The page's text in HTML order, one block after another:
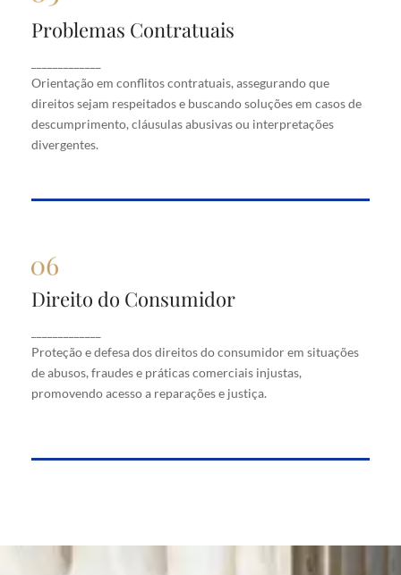
Problemas Contratuais
Orientação em conflitos contratuais, assegurando que
direitos sejam respeitados e buscando soluções em casos de
descumprimento, cláusulas abusivas ou interpretações
divergentes.
Problemas Contratuais
que direitos sejam respeitados e buscando soluções
em casos de descumprimento, cláusulas abusivas
ou interpretações divergentes.
Direito do Consumidor
Proteção e defesa dos direitos do consumidor em situações
de abusos, fraudes e práticas comerciais injustas,
promovendo acesso a reparações e justiça.
Direito do Consumidor
situações de abusos, fraudes e práticas comerciais
injustas, promovendo acesso a reparações e justiça.